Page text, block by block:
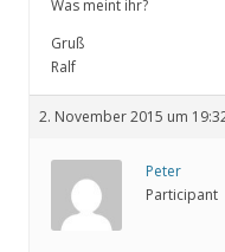
Was meint ihr?
Gruß
Ralf
2. November 2015 um
Peter
Participant